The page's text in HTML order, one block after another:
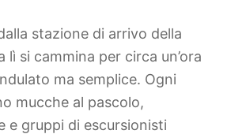
stazione di arrivo della
lì si cammina per circa un’ora
ma semplice. Ogni
mucche al pascolo,
e gruppi di escursionisti